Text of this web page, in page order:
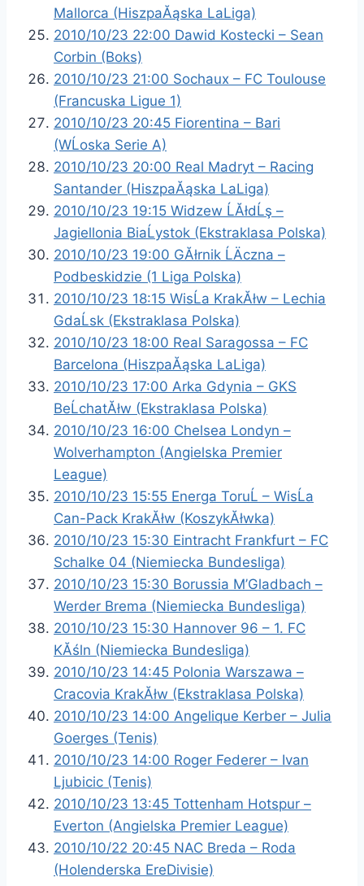
Mallorca (HiszpaĂąska LaLiga)
2010/10/23 22:00 Dawid Kostecki – Sean
Corbin (Boks)
2010/10/23 21:00 Sochaux – FC Toulouse
(Francuska Ligue 1)
2010/10/23 20:45 Fiorentina – Bari
(WĹoska Serie A)
2010/10/23 20:00 Real Madryt – Racing
Santander (HiszpaĂąska LaLiga)
2010/10/23 19:15 Widzew ĹĂłdĹş –
Jagiellonia BiaĹystok (Ekstraklasa Polska)
2010/10/23 19:00 GĂłrnik ĹÄczna –
Podbeskidzie (1 Liga Polska)
2010/10/23 18:15 WisĹa KrakĂłw – Lechia
GdaĹsk (Ekstraklasa Polska)
2010/10/23 18:00 Real Saragossa – FC
Barcelona (HiszpaĂąska LaLiga)
2010/10/23 17:00 Arka Gdynia – GKS
BeĹchatĂłw (Ekstraklasa Polska)
2010/10/23 16:00 Chelsea Londyn –
Wolverhampton (Angielska Premier
League)
2010/10/23 15:55 Energa ToruĹ – WisĹa
Can-Pack KrakĂłw (KoszykĂłwka)
2010/10/23 15:30 Eintracht Frankfurt – FC
Schalke 04 (Niemiecka Bundesliga)
2010/10/23 15:30 Borussia M’Gladbach –
Werder Brema (Niemiecka Bundesliga)
2010/10/23 15:30 Hannover 96 – 1. FC
KĂśln (Niemiecka Bundesliga)
2010/10/23 14:45 Polonia Warszawa –
Cracovia KrakĂłw (Ekstraklasa Polska)
2010/10/23 14:00 Angelique Kerber – Julia
Goerges (Tenis)
2010/10/23 14:00 Roger Federer – Ivan
Ljubicic (Tenis)
2010/10/23 13:45 Tottenham Hotspur –
Everton (Angielska Premier League)
2010/10/22 20:45 NAC Breda – Roda
(Holenderska EreDivisie)